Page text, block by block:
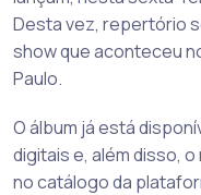
Desta vez, repertório
show que aconteceu
Paulo.
O álbum já está
digitais e, além disso,
no catálogo da